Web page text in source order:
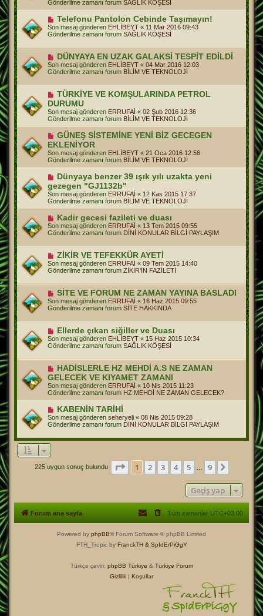
m
e
s
a
j
Gönderilme zamanı forum SAĞLIK KÖŞESİ
Y
n
i
e
s
a
j
Telefonu Pantolon Cebinde Taşımayın!
Son mesaj gönderen EHLİBEYT « 11 Mar 2016 09:43
Gönderilme zamanı forum SAĞLIK KÖŞESİ
Y
e
n
i
e
a
j
DÜNYAYA EN UZAK GALAKSİ TESPİT EDİLDİ
Son mesaj gönderen EHLİBEYT « 04 Mar 2016 12:03
Gönderilme zamanı forum BİLİM VE TEKNOLOJİ
Y
e
n
i
m
e
s
a
j
TÜRKİYE VE KOMŞULARINDA PETROL
DURUMU
Son mesaj gönderen ERRUFAİ « 02 Şub 2016 12:36
Gönderilme zamanı forum BİLİM VE TEKNOLOJİ
Y
e
n
i
m
e
s
j
GÜNEŞ SİSTEMİNE YENİ BİZ GECEGEN
EKLENİYOR
Son mesaj gönderen EHLİBEYT « 21 Oca 2016 12:56
Gönderilme zamanı forum BİLİM VE TEKNOLOJİ
Y
e
n
i
m
e
s
a
j
Dünyaya benzer 39 ışık yılı uzakta yeni
gezegen "GJ1132b"
Son mesaj gönderen ERRUFAİ « 12 Kas 2015 17:37
Gönderilme zamanı forum BİLİM VE TEKNOLOJİ
Y
e
n
i
e
s
a
j
Kadir gecesi fazileti ve duası
Son mesaj gönderen ERRUFAİ « 13 Tem 2015 09:55
Gönderilme zamanı forum DİNİ KONULAR BİLGİ PAYLAŞIM
Y
e
n
i
s
a
j
ZİKİR VE TEFEKKÜR AYETİ
Son mesaj gönderen ERRUFAİ « 09 Tem 2015 14:40
Gönderilme zamanı forum ZİKİR'İN FAZİLETİ
Y
e
n
i
e
s
a
j
SİTE VE FORUM NE ZAMAN YAYINA BASLADI
Son mesaj gönderen ERRUFAİ « 16 Haz 2015 09:55
Gönderilme zamanı forum SİTE HAKKINDA
Y
e
n
i
e
s
a
j
Ellerde çıkan siğiller ve Duası
Son mesaj gönderen EHLİBEYT « 15 Haz 2015 10:34
Gönderilme zamanı forum SAĞLIK KÖŞESİ
Y
e
n
i
m
e
s
a
j
HADİSLERLE HZ MEHDİ A.S NE ZAMAN
GELECEK VE KIYAMET ZAMANI
Son mesaj gönderen ERRUFAİ « 10 Nis 2015 11:23
Gönderilme zamanı forum HZ MEHDİ NE ZAMAN GELECEK?
Y
e
n
i
e
KABENİN TARİHİ
Son mesaj gönderen seheryeli « 08 Nis 2015 09:28
Gönderilme zamanı forum DİNİ KONULAR BİLGİ PAYLAŞIM
225 uygun sonuç bulundu 1 . sayfa (Toplam 9 sayfa)
1 2 3 4 5 9 Sonraki
Geçiş yap
Forum ana sayfa Tüm zamanlar UTC+03:00
Powered by phpBB® Forum Software © phpBB Limited
FTH_Tropic by FranckTH & SpIdErPiGgY
Türkçe çeviri: phpBB Türkiye & Türkiye Forum
Gizlilik | Koşullar